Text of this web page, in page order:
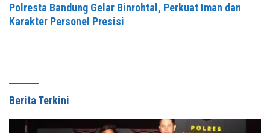
Polresta Bandung Gelar Binrohtal, Perkuat Iman dan
Karakter Personel Presisi
Berita Terkini